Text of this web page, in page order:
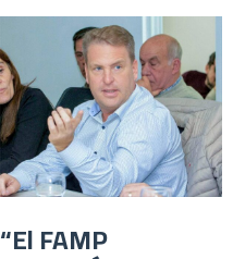
“El FAMP